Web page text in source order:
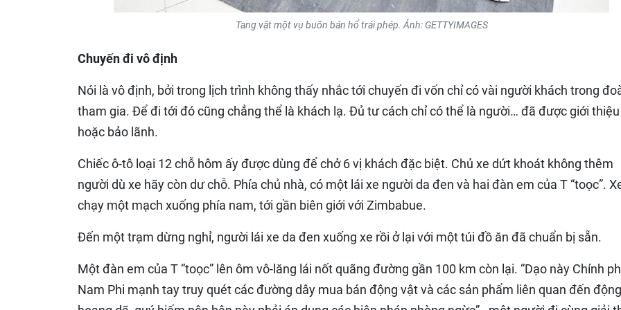
Tang vật một vụ buôn bán hổ trái phép. Ảnh: GETTYIMAGES
Chuyến đi vô định
Nói là vô định, bởi trong lịch trình không thấy nhắc tới chuyến đi vốn chỉ có vài người khách trong
tham gia. Để đi tới đó cũng chẳng thể là khách lạ. Đủ tư cách chỉ có thể là người… đã được giới thiệu
hoặc bảo lãnh.
Chiếc ô-tô loại 12 chỗ hôm ấy được dùng để chở 6 vị khách đặc biệt. Chủ xe dứt khoát không thêm
người dù xe hãy còn dư chỗ. Phía chủ nhà, có một lái xe người da đen và hai đàn em của T “toọc”.
chạy một mạch xuống phía nam, tới gần biên giới với Zimbabue.
Đến một trạm dừng nghỉ, người lái xe da đen xuống xe rồi ở lại với một túi đồ ăn đã chuẩn bị sẵn.
Một đàn em của T “toọc” lên ôm vô-lăng lái nốt quãng đường gần 100 km còn lại. “Dạo này Chính
Nam Phi mạnh tay truy quét các đường dây mua bán động vật và các sản phẩm liên quan đến